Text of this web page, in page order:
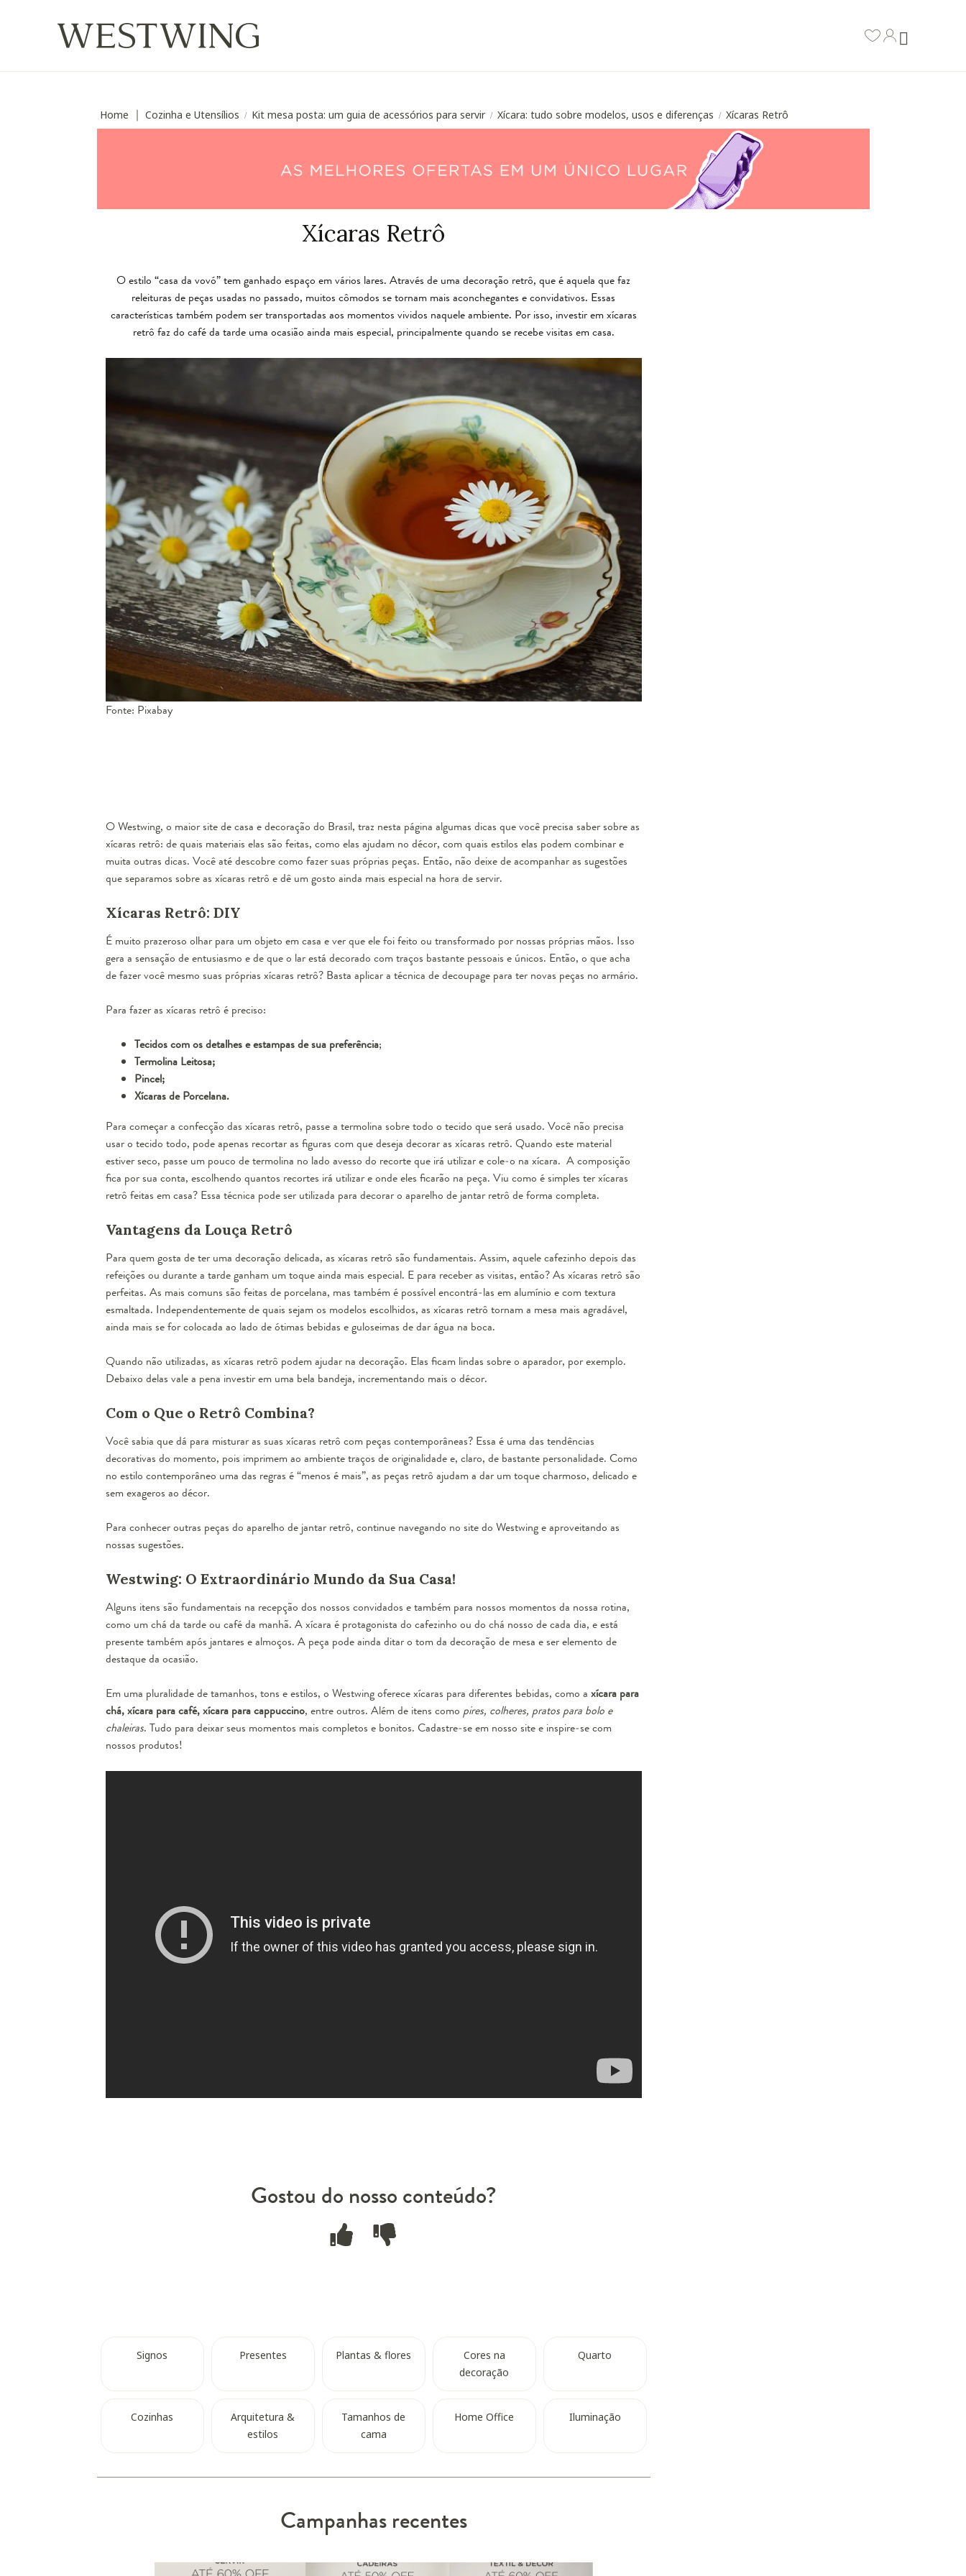
Home Cozinha e Utensílios / Kit mesa posta: um guia de acessórios para servir / Xícara: tudo sobre modelos, usos e diferenças / Xícaras Retrô
Xícaras Retrô
O estilo “casa da vovó” tem ganhado espaço em vários lares. Através de uma decoração retrô, que é aquela que faz
releituras de peças usadas no passado, muitos cômodos se tornam mais aconchegantes e convidativos. Essas
características também podem ser transportadas aos momentos vividos naquele ambiente. Por isso, investir em xícaras
retrô faz do café da tarde uma ocasião ainda mais especial, principalmente quando se recebe visitas em casa.
Fonte: Pixabay
O Westwing, o maior site de casa e decoração do Brasil, traz nesta página algumas dicas que você precisa saber sobre as
xícaras retrô: de quais materiais elas são feitas, como elas ajudam no décor, com quais estilos elas podem combinar e
muita outras dicas. Você até descobre como fazer suas próprias peças. Então, não deixe de acompanhar as sugestões
que separamos sobre as xícaras retrô e dê um gosto ainda mais especial na hora de servir.
Xícaras Retrô: DIY
É muito prazeroso olhar para um objeto em casa e ver que ele foi feito ou transformado por nossas próprias mãos. Isso
gera a sensação de entusiasmo e de que o lar está decorado com traços bastante pessoais e únicos. Então, o que acha
de fazer você mesmo suas próprias xícaras retrô? Basta aplicar a técnica de decoupage para ter novas peças no armário.
Para fazer as xícaras retrô é preciso:
Tecidos com os detalhes e estampas de sua preferência;
Termolina Leitosa;
Pincel;
Xícaras de Porcelana.
Para começar a confecção das xícaras retrô, passe a termolina sobre todo o tecido que será usado. Você não precisa
usar o tecido todo, pode apenas recortar as figuras com que deseja decorar as xícaras retrô. Quando este material
estiver seco, passe um pouco de termolina no lado avesso do recorte que irá utilizar e cole-o na xícara. A composição
fica por sua conta, escolhendo quantos recortes irá utilizar e onde eles ficarão na peça. Viu como é simples ter xícaras
retrô feitas em casa? Essa técnica pode ser utilizada para decorar o aparelho de jantar retrô de forma completa.
Vantagens da Louça Retrô
Para quem gosta de ter uma decoração delicada, as xícaras retrô são fundamentais. Assim, aquele cafezinho depois das
refeições ou durante a tarde ganham um toque ainda mais especial. E para receber as visitas, então? As xícaras retrô são
perfeitas. As mais comuns são feitas de porcelana, mas também é possível encontrá-las em alumínio e com textura
esmaltada. Independentemente de quais sejam os modelos escolhidos, as xícaras retrô tornam a mesa mais agradável,
ainda mais se for colocada ao lado de ótimas bebidas e guloseimas de dar água na boca.
Quando não utilizadas, as xícaras retrô podem ajudar na decoração. Elas ficam lindas sobre o aparador, por exemplo.
Debaixo delas vale a pena investir em uma bela bandeja, incrementando mais o décor.
Com o Que o Retrô Combina?
Você sabia que dá para misturar as suas xícaras retrô com peças contemporâneas? Essa é uma das tendências
decorativas do momento, pois imprimem ao ambiente traços de originalidade e, claro, de bastante personalidade. Como
no estilo contemporâneo uma das regras é “menos é mais”, as peças retrô ajudam a dar um toque charmoso, delicado e
sem exageros ao décor.
Para conhecer outras peças do aparelho de jantar retrô, continue navegando no site do Westwing e aproveitando as
nossas sugestões.
Westwing: O Extraordinário Mundo da Sua Casa!
Alguns itens são fundamentais na recepção dos nossos convidados e também para nossos momentos da nossa rotina,
como um chá da tarde ou café da manhã. A xícara é protagonista do cafezinho ou do chá nosso de cada dia, e está
presente também após jantares e almoços. A peça pode ainda ditar o tom da decoração de mesa e ser elemento de
destaque da ocasião.
Em uma pluralidade de tamanhos, tons e estilos, o Westwing oferece xícaras para diferentes bebidas, como a xícara para
chá, xícara para café, xícara para cappuccino, entre outros. Além de itens como pires, colheres, pratos para bolo e
chaleiras. Tudo para deixar seus momentos mais completos e bonitos. Cadastre-se em nosso site e inspire-se com
nossos produtos!
Gostou do nosso conteúdo?
Signos Presentes Plantas & flores
Cores na
decoração
Quarto
Cozinhas
Arquitetura &
estilos
Tamanhos de
cama
Home Office Iluminação
Campanhas recentes